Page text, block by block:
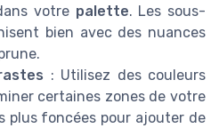
votre palette. Les sous-
bien avec des nuances
: Utilisez des couleurs
certaines zones de votre
plus foncées pour ajouter de